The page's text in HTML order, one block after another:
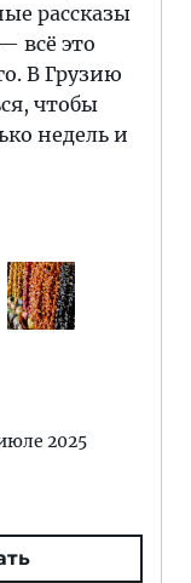
рассказы
всё это
В Грузию
чтобы
недель и
2025